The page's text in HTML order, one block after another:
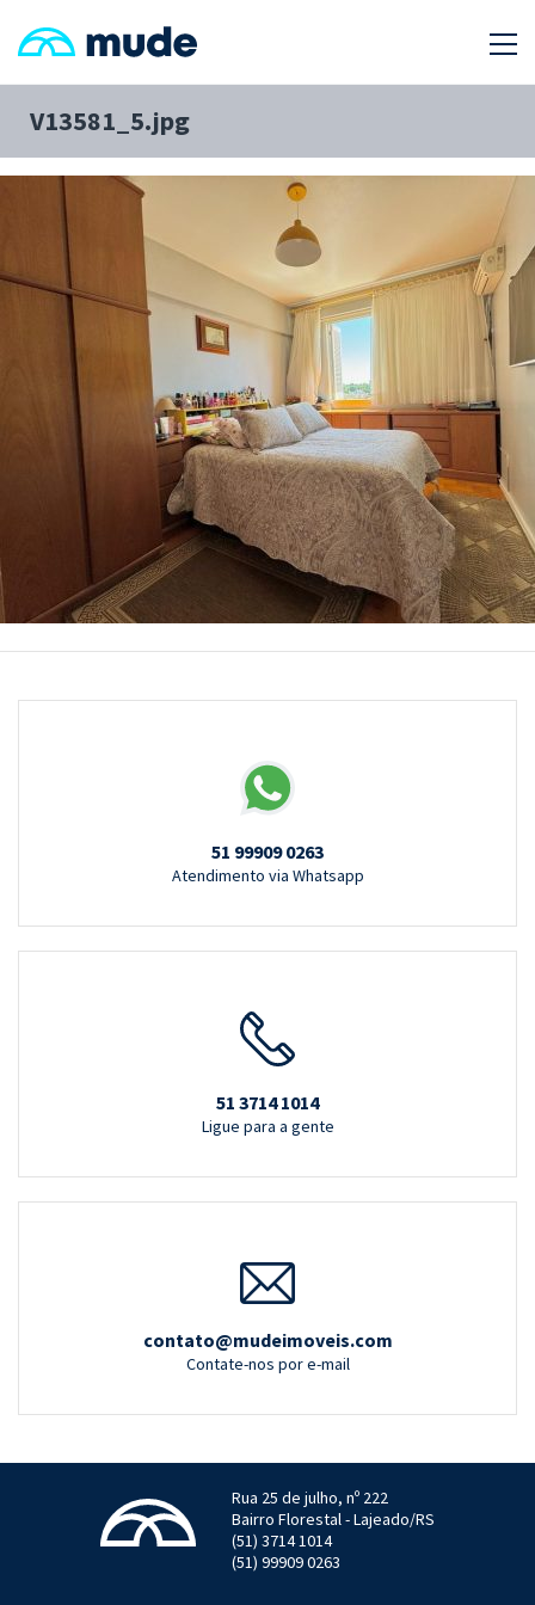
V13581_5.jpg
51 99909 0263
Atendimento via Whatsapp
51 3714 1014
Ligue para a gente
contato@mudeimoveis.com
Contate-nos por e-mail
Rua 25 de julho, nº 222
Bairro Florestal - Lajeado/RS
(51) 3714 1014
(51) 99909 0263